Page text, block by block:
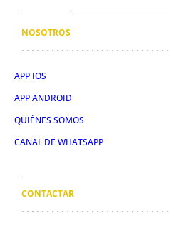
NOSOTROS
APP IOS
APP ANDROID
QUIÉNES SOMOS
CANAL DE WHATSAPP
CONTACTAR